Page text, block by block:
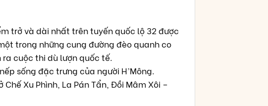
trở và dài nhất trên tuyến quốc lộ 32 được
trong những cung đường đèo quanh co
cuộc thi dù lượn quốc tế.
sống đặc trưng của người H’Mông.
Xu Phình, La Pán Tẩn, Đồi Mâm Xôi –